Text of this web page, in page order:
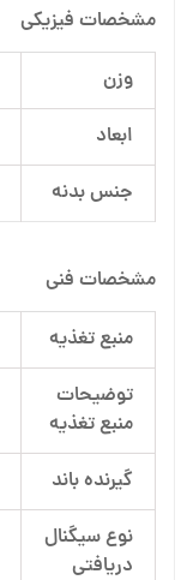
مشخصات فیزیکی
وزن
ابعاد
جنس بدنه
مشخصات فنی
منبع تغذیه
توضیحات
منبع تغذیه
گیرنده باند
نوع سیگنال
دریافتی